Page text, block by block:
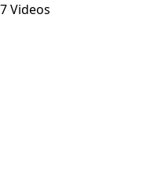
7 Videos